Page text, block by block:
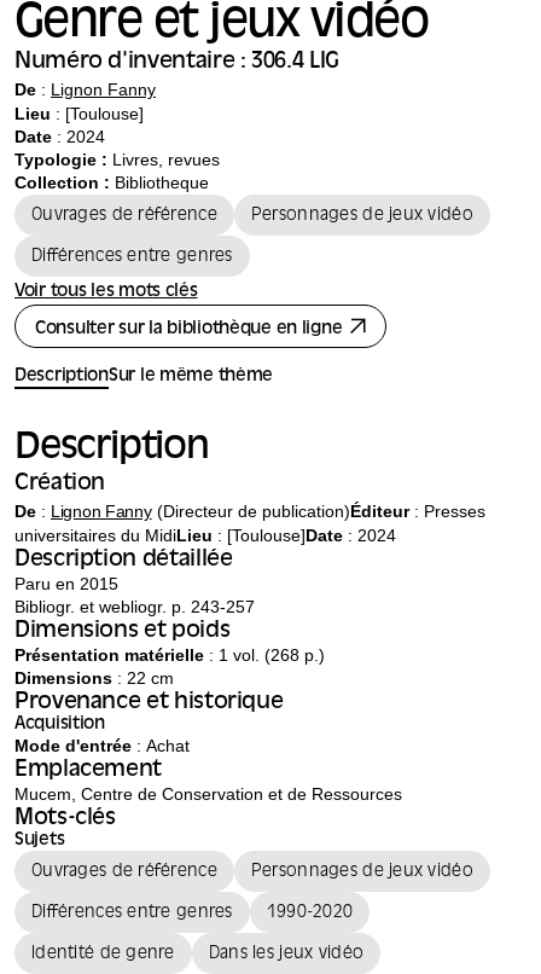
Genre et jeux vidéo
Numéro d'inventaire : 306.4 LIG
De : Lignon Fanny
Lieu : [Toulouse]
Date : 2024
Typologie : Livres, revues
Collection : Bibliotheque
Ouvrages de référence Personnages de jeux vidéo
Différences entre genres
Voir tous les mots clés
Consulter sur la bibliothèque en ligne
DescriptionSur le même thème
Description
Création
De : Lignon Fanny(Directeur de publication)Éditeur: Presses
universitaires du MidiLieu : [Toulouse]Date : 2024
Description détaillée
Paru en 2015
Bibliogr. et webliogr. p. 243-257
Dimensions et poids
Présentation matérielle : 1 vol. (268 p.)
Dimensions : 22 cm
Provenance et historique
Acquisition
Mode d'entrée : Achat
Emplacement
Mucem, Centre de Conservation et de Ressources
Mots-clés
Sujets
Ouvrages de référence
Personnages de jeux vidéo
Différences entre genres 1990-2020
Identité de genre Dans les jeux vidéo